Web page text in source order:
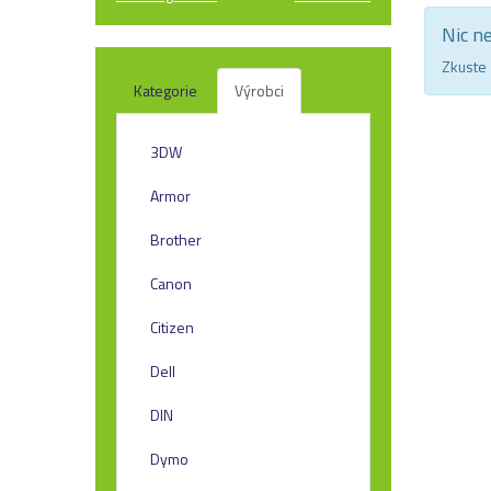
Kategorie Výrobci
3DW
Armor
Brother
Canon
Citizen
Dell
DIN
Dymo
Nic